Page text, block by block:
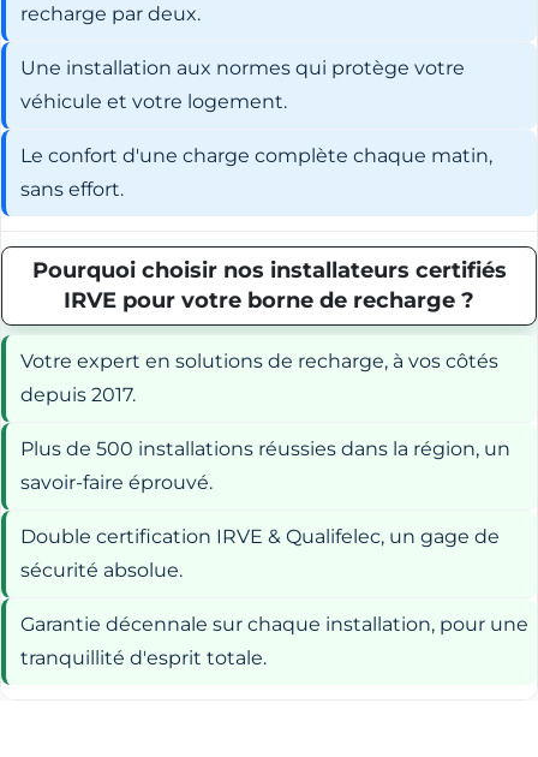
recharge par deux.
Une installation aux normes qui protège votre
véhicule et votre logement.
Le confort d'une charge complète chaque matin,
sans effort.
Pourquoi choisir nos installateurs certifiés
IRVE pour votre borne de recharge ?
Votre expert en solutions de recharge, à vos côtés
depuis 2017.
Plus de 500 installations réussies dans la région, un
savoir-faire éprouvé.
Double certification IRVE & Qualifelec, un gage de
sécurité absolue.
Garantie décennale sur chaque installation, pour une
tranquillité d'esprit totale.